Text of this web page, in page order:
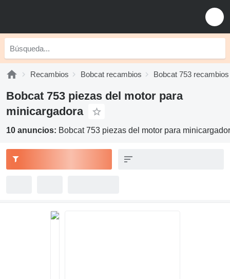
Recambios Bobcat recambios Bobcat 753 recambios
Bobcat 753 piezas del motor para
minicargadora
10 anuncios: Bobcat 753 piezas del motor para